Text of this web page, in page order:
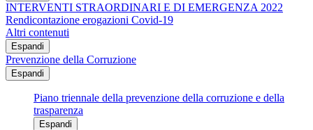
INTERVENTI STRAORDINARI E DI EMERGENZA 2022
Rendicontazione erogazioni Covid-19
Altri contenuti
Espandi
Prevenzione della Corruzione
Espandi
Piano triennale della prevenzione della corruzione e della
trasparenza
Espandi